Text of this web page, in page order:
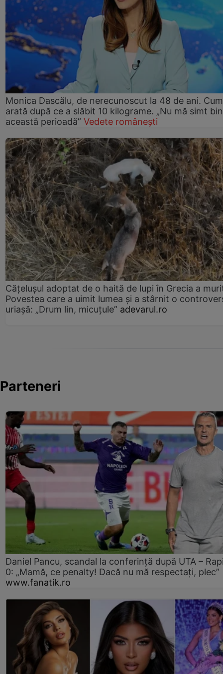
Monica Dascălu, de nerecunoscut la 48 de ani. Cum
arată după ce a slăbit 10 kilograme. „Nu mă simt
această perioadă” Vedete românești
Cățelușul adoptat de o haită de lupi în Grecia a
Povestea care a uimit lumea și a stârnit o
uriașă: „Drum lin, micuțule” adevarul.ro
Parteneri
Daniel Pancu, scandal la conferință după UTA –
0: „Mamă, ce penalty! Dacă nu mă respectați, plec”
www.fanatik.ro